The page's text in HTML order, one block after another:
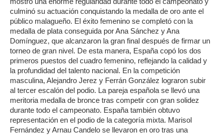
culminó su actuación conquistando la medalla de oro ante el
público malagueño. El éxito femenino se completó con la
medalla de plata conseguida por Ana Sánchez y Ana
Domínguez, que alcanzaron la gran final después de firmar un
torneo de gran nivel. De esta manera, España copó los dos
primeros puestos del cuadro femenino, reflejando la calidad y
la profundidad del talento nacional. En la competición
masculina, Alejandro Jerez y Ferrán González lograron subir
al tercer escalón del podio. La pareja española se llevó una
meritoria medalla de bronce tras competir con gran solidez
durante todo el campeonato. España también obtuvo
representación en el podio de la categoría mixta. Marisol
Fernández y Arnau Candelo se llevaron en oro tras una